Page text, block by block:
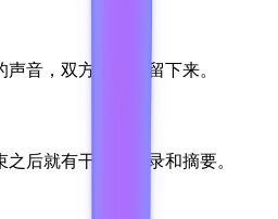
音，双方都一起留下来。
后就有干净的转录和摘要。